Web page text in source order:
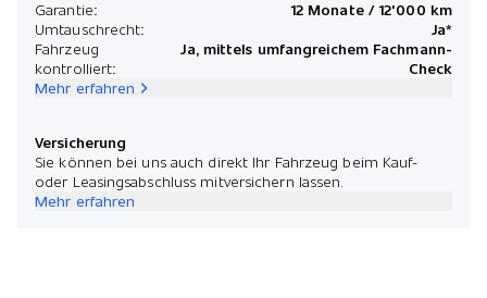
Garantie:
12 Monate / 12'000 km
Umtauschrecht:
Ja*
Fahrzeug
kontrolliert:
Ja, mittels umfangreichem Fachmann-
Check
Mehr erfahren
Versicherung
Sie können bei uns auch direkt Ihr Fahrzeug beim Kauf-
oder Leasingsabschluss mitversichern lassen.
Mehr erfahren